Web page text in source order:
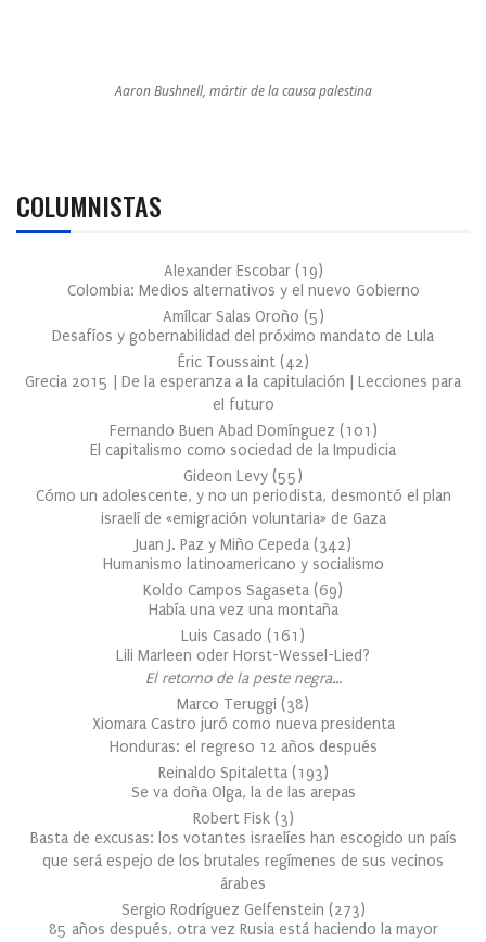
Aaron Bushnell, mártir de la causa palestina
COLUMNISTAS
Alexander Escobar (19)
Colombia: Medios alternativos y el nuevo Gobierno
Amílcar Salas Oroño (5)
Desafíos y gobernabilidad del próximo mandato de Lula
Éric Toussaint (42)
Grecia 2015 | De la esperanza a la capitulación | Lecciones para
el futuro
Fernando Buen Abad Domínguez (101 )
El capitalismo como sociedad de la Impudicia
Gideon Levy (55)
Cómo un adolescente, y no un periodista, desmontó el plan
israelí de «emigración voluntaria» de Gaza
Juan J. Paz y Miño Cepeda (342)
Humanismo latinoamericano y socialismo
Koldo Campos Sagaseta (69)
Había una vez una montaña
Luis Casado (161 )
Lili Marleen oder Horst-Wessel-Lied?
El retorno de la peste negra…
Marco Teruggi (38)
Xiomara Castro juró como nueva presidenta
Honduras: el regreso 12 años después
Reinaldo Spitaletta (193)
Se va doña Olga, la de las arepas
Robert Fisk (3)
Basta de excusas: los votantes israelíes han escogido un país
que será espejo de los brutales regímenes de sus vecinos
árabes
Sergio Rodríguez Gelfenstein (273)
85 años después, otra vez Rusia está haciendo la mayor